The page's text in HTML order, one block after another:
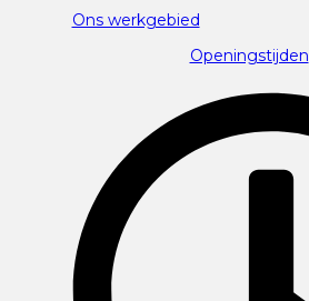
Ons werkgebied
Openingstijden